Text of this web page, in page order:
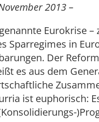
2013 –
Eurokrise
Sparregimes in
Der
es aus dem
ist euphorisch: